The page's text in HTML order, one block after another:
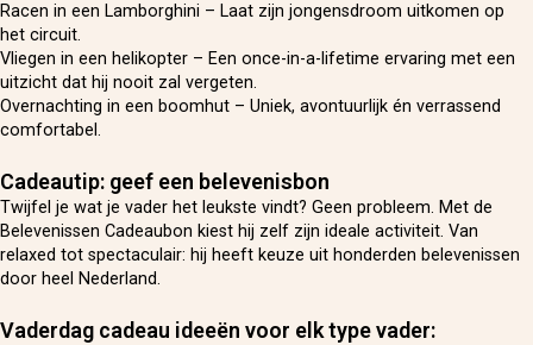
Racen in een Lamborghini – Laat zijn jongensdroom uitkomen op
het circuit.
Vliegen in een helikopter – Een once-in-a-lifetime ervaring met een
uitzicht dat hij nooit zal vergeten.
Overnachting in een boomhut – Uniek, avontuurlijk én verrassend
comfortabel.
Cadeautip: geef een belevenisbon
Twijfel je wat je vader het leukste vindt? Geen probleem. Met de
Belevenissen Cadeaubon kiest hij zelf zijn ideale activiteit. Van
relaxed tot spectaculair: hij heeft keuze uit honderden belevenissen
door heel Nederland.
Vaderdag cadeau ideeën voor elk type vader: